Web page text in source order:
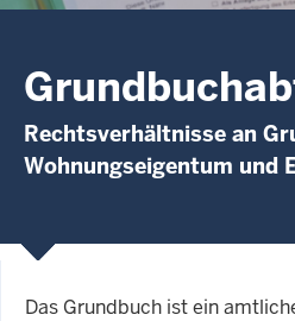
Rechtsverhältnisse an
Wohnungseigentum und
Das Grundbuch ist ein